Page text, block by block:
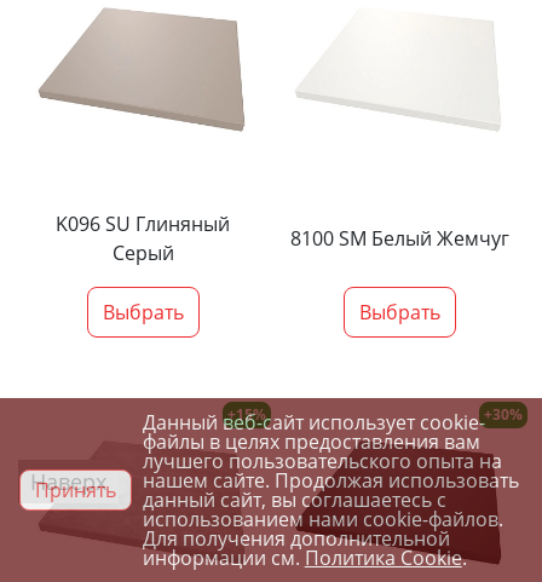
K096 SU Глиняный
Серый
Выбрать
8100 SM Белый Жемчуг
Выбрать
+15% +30%
Наверх
Принять
Данный веб-сайт использует cookie-
файлы в целях предоставления вам
лучшего пользовательского опыта на
нашем сайте. Продолжая использовать
данный сайт, вы соглашаетесь с
использованием нами cookie-файлов.
Для получения дополнительной
информации см.Политика Cookie.